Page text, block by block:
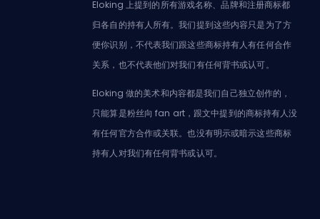
Eloking 上提到的所有游戏名称、品牌和注册商标都
归各自的持有人所有。我们提到这些内容只是为了方
便你识别，不代表我们跟这些商标持有人有任何合作
关系，也不代表他们对我们有任何背书或认可。
Eloking 做的美术和内容都是我们自己独立创作的，
只能算是粉丝向 fan art，跟文中提到的商标持有人没
有任何官方合作或关联。也没有明示或暗示这些商标
持有人对我们有任何背书或认可。